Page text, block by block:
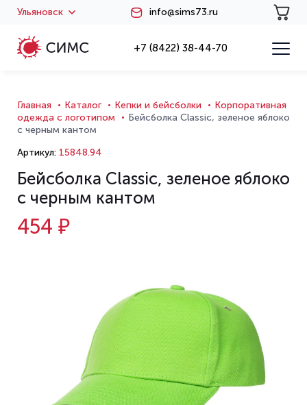
Ульяновск info@sims73.ru
+7 (8422) 38-44-70
Главная Каталог Кепки и бейсболки
Корпоративная
одежда с логотипом
Бейсболка Classic, зеленое яблоко
с черным кантом
Артикул: 15848.94
Бейсболка Classic, зеленое яблоко
с черным кантом
454 ₽